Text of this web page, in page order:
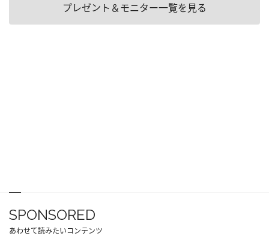
プレゼント＆モニター一覧を見る
SPONSORED
あわせて読みたいコンテンツ